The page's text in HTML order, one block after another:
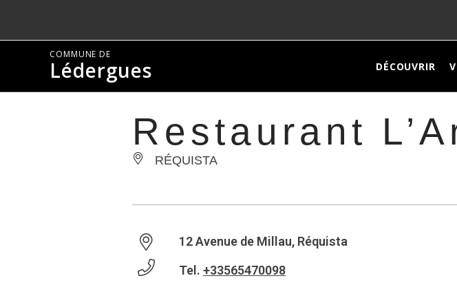
COMMUNE DE
Lédergues DÉCOUVRIR
Restaurant
RÉQUISTA
12 Avenue de Millau, Réquista
Tel. +33565470098